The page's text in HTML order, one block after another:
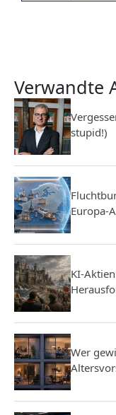
Verwandte
stupid!)
Europa-
KI-
Wer